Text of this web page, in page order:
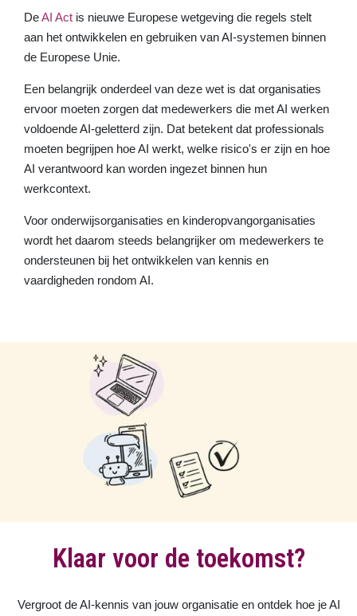
DeAI Act is nieuwe Europese wetgeving die regels stelt
aan het ontwikkelen en gebruiken van AI-systemen binnen
de Europese Unie.
Een belangrijk onderdeel van deze wet is dat organisaties
ervoor moeten zorgen dat medewerkers die met AI werken
voldoende AI-geletterd zijn. Dat betekent dat professionals
moeten begrijpen hoe AI werkt, welke risico's er zijn en hoe
AI verantwoord kan worden ingezet binnen hun
werkcontext.
Voor onderwijsorganisaties en kinderopvangorganisaties
wordt het daarom steeds belangrijker om medewerkers te
ondersteunen bij het ontwikkelen van kennis en
vaardigheden rondom AI.
Klaar voor de toekomst?
Vergroot de AI-kennis van jouw organisatie en ontdek hoe je AI